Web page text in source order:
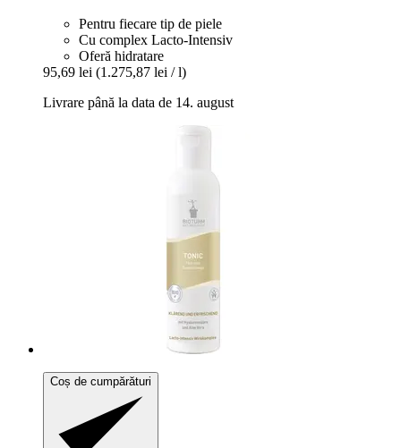
Pentru fiecare tip de piele
Cu complex Lacto-Intensiv
Oferă hidratare
95,69 lei (1.275,87 lei / l)
Livrare până la data de 14. august
Coș de cumpărături